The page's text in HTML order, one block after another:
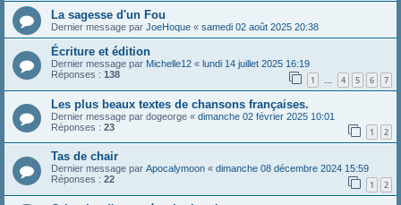
La sagesse d'un Fou
Dernier message par JoeHoque « samedi 02 août 2025 20:38
Écriture et édition
Dernier message par Michelle12 « lundi 14 juillet 2025 16:19
Réponses : 138 1 … 4 5 6 7
Les plus beaux textes de chansons françaises.
Dernier message par dogeorge « dimanche 02 février 2025 10:01
Réponses : 23 1 2
Tas de chair
Dernier message par Apocalymoon « dimanche 08 décembre 2024 15:59
Réponses : 22 1 2